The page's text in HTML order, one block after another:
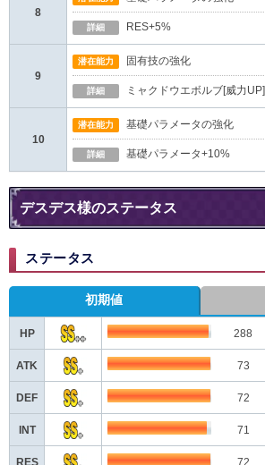
8
詳細 RES+5%
9
潜在能力 固有技の強化
詳細 ミャクドウエボルブ[威力UP]
10
潜在能力 基礎パラメータの強化
詳細 基礎パラメータ+10%
デスデス様のステータス
ステータス
初期値
HP 288
ATK 73
DEF 72
INT 71
RES 72